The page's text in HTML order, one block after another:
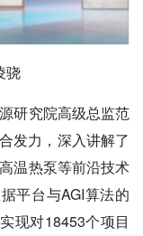
骁
研究院高级总监范
发力，深入讲解了
温热泵等前沿技术
平台与AGI算法的
现对18453个项目